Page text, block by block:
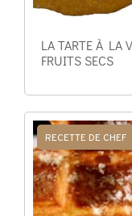
LA TARTE À LA
FRUITS SECS
RECETTE DE CHEF